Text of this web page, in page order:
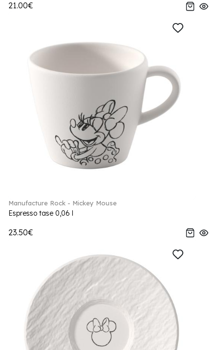
21.00€
Manufacture Rock - Mickey Mouse
Espresso tase 0,06 l
23.50€